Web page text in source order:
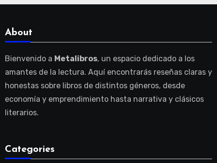
About
Bienvenido a Metalibros, un espacio dedicado a los
amantes de la lectura. Aquí encontrarás reseñas claras y
honestas sobre libros de distintos géneros, desde
economía y emprendimiento hasta narrativa y clásicos
literarios.
Categories